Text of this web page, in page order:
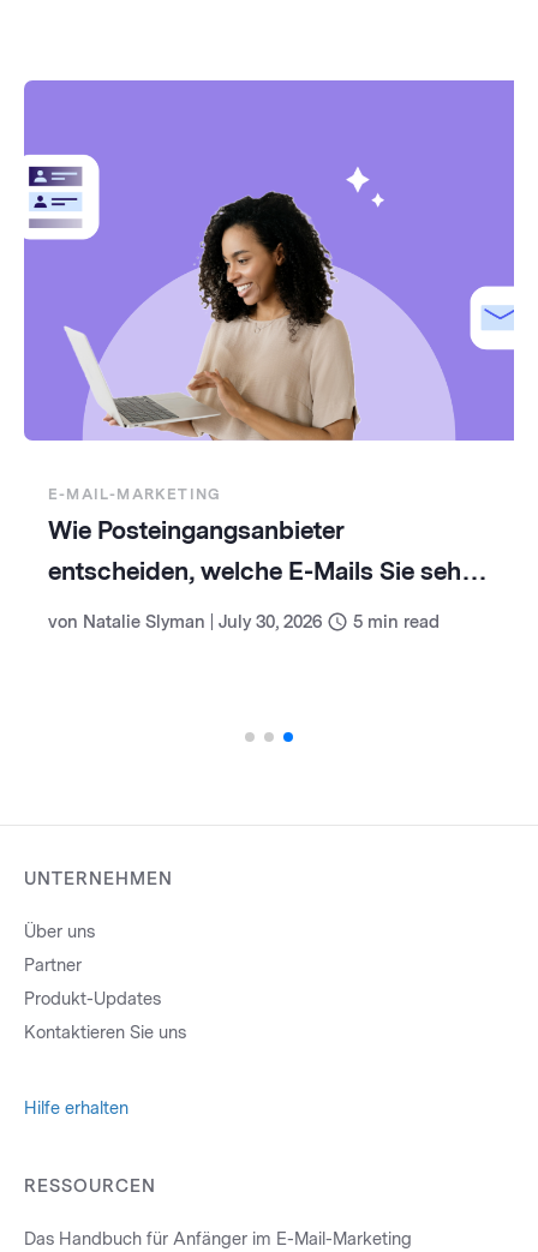
E-MAIL-MARKETING
Wie Posteingangsanbieter
entscheiden, welche E-Mails Sie sehen
(und wie Sie damit umgehen)
von Natalie Slyman July 30, 2026 5 min read
UNTERNEHMEN
Über uns
Partner
Produkt-Updates
Kontaktieren Sie uns
Hilfe erhalten
RESSOURCEN
Das Handbuch für Anfänger im E-Mail-Marketing